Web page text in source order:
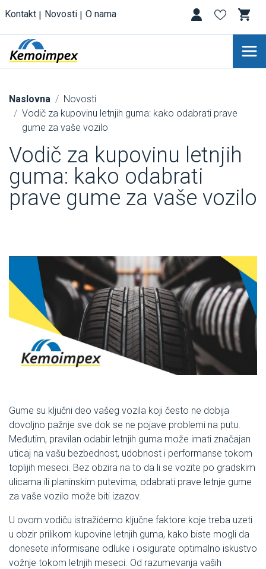
Kontakt Novosti O nama
Naslovna
Novosti
Vodič za kupovinu letnjih guma: kako odabrati prave
gume za vaše vozilo
Vodič za kupovinu letnjih
guma: kako odabrati
prave gume za vaše vozilo
Gume su ključni deo vašeg vozila koji često ne dobija
dovoljno pažnje sve dok se ne pojave problemi na putu.
Međutim, pravilan odabir letnjih guma može imati značajan
uticaj na vašu bezbednost, udobnost i performanse tokom
toplijih meseci. Bez obzira na to da li se vozite po gradskim
ulicama ili planinskim putevima, odabrati prave letnje gume
za vaše vozilo može biti izazov.
U ovom vodiču istražićemo ključne faktore koje treba uzeti
u obzir prilikom kupovine letnjih guma, kako biste mogli da
donesete informisane odluke i osigurate optimalno iskustvo
vožnje tokom letnjih meseci. Od razumevanja vaših